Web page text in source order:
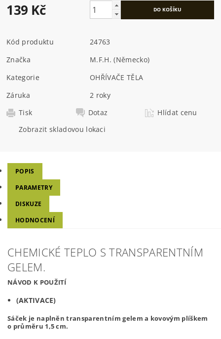
139 Kč
Kód produktu
24763
Značka
M.F.H. (Německo)
Kategorie
OHŘÍVAČE TĚLA
Záruka
2 roky
Tisk
Dotaz
Hlídat cenu
Zobrazit skladovou lokaci
POPIS
PARAMETRY
DISKUZE
HODNOCENÍ
CHEMICKÉ TEPLO S TRANSPARENTNÍM
GELEM.
NÁVOD K POUŽITÍ
(AKTIVACE)
Sáček je naplněn transparentním gelem a kovovým plíškem
o průměru 1,5 cm.